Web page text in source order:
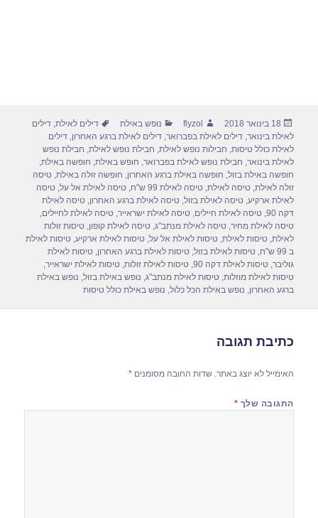
פורסם
בתאריך
18 בינואר 2018 מחבר
flyzol קטגוריות
נופש באילת תגיות
דילים לאילת,דילים
לאילת בינואר,דילים לאילת בפברואר,דילים לאילת ברגע האחרון,דילים
לאילת כולל טיסות, חבילות נופש לאילת, חבילת נופש לאילת, חבילת נופש
לאילת בינואר, חבילת נופש לאילת בפברואר, חופש באילת, חופשה באילת,
חופשה באילת בזול, חופשה באילת ברגע האחרון, חופשה זולה באילת,טיסה
זולה לאילת,טיסה לאילת,טיסה לאילת 99 ש"ח ,טיסה לאילת אל על,טיסה
לאילת ארקיע,טיסה לאילת בזול,טיסה לאילת ברגע האחרון,טיסה לאילת
דקה 90
,טיסה לאילת חיילים,טיסה לאילת ישראייר,טיסה לאילת לחיילים,
טיסה לאילת מחיר,טיסה לאילת מנתב"ג,טיסה לאילת קופון,טיסות זולות
לאילת,טיסות לאילת,טיסות לאילת אל על,טיסות לאילת ארקיע,טיסות לאילת
ב 99 ש"ח
,טיסות לאילת בזול,טיסות לאילת ברגע האחרון,טיסות לאילת
גוליבר,טיסות לאילת דקה 90 ,טיסות לאילת זולות,טיסות לאילת ישראייר,
טיסות לאילת מוזלות,טיסות לאילת מנתב"ג, נופש באילת בזול, נופש באילת
ברגע האחרון, נופש באילת הכל כלול, נופש באילת כולל טיסות
כתיבת תגובה
האימייל לא יוצג באתר. שדות החובה מסומנים*
התגובה שלך *